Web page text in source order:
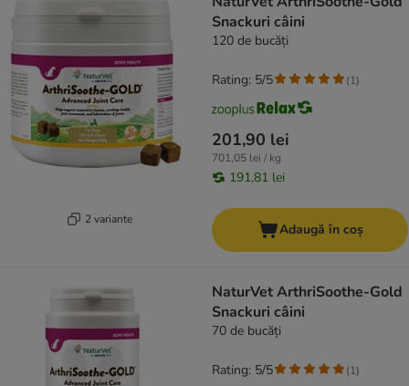
2 variante
Snackuri câini
120 de bucăți
201,90 lei
701,05 lei / kg
191,81 lei
Rating: 5/5 (1)
Adaugă în coș
NaturVet ArthriSoothe-Gold
Snackuri câini
70 de bucăți
Rating: 5/5 (1)